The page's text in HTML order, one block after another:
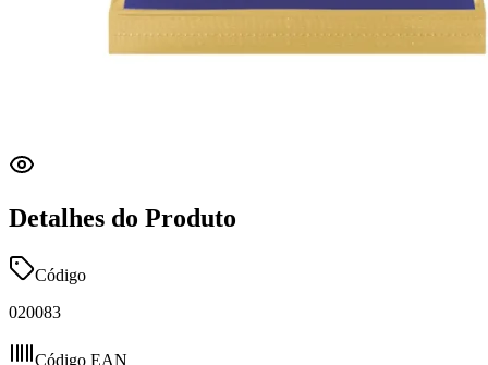
Detalhes do Produto
Código
020083
Código EAN